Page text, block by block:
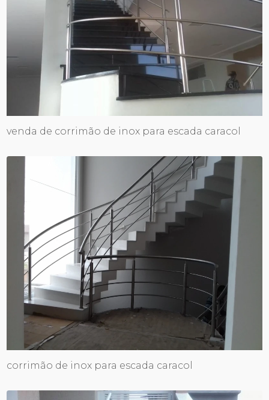
venda de corrimão de inox para escada caracol
corrimão de inox para escada caracol